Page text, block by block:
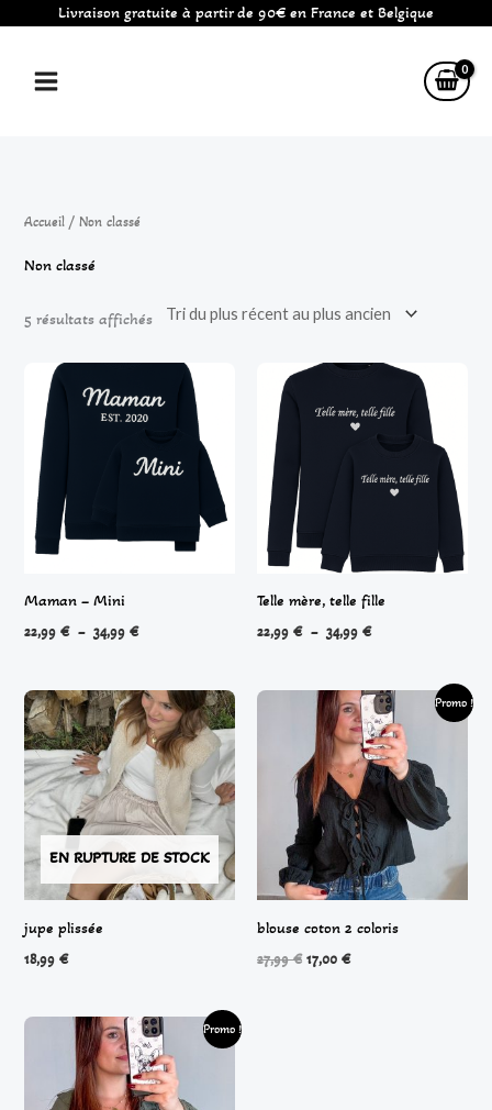
Livraison gratuite à partir de 90€ en France et Belgique
contenu
Accueil / Non classé
Non classé
5 résultats affichés
Maman – Mini
22,99€ – 34,99€
prix :
22,99 €
34,99 €
Telle mère, telle fille
22,99 € – 34,99 €
Plage
prix :
EN RUPTURE DE STOCK
jupe plissée
18,99€
Promo !
blouse coton 2 coloris
27,99€
Le
prix
initial
était :
27,99 €.
17,00 €
Le
prix
actuel
est :
17,00 €.
Promo !
Le
prix
initial
était :
24,99 €.
Le
prix
actuel
est :
16,00 €.